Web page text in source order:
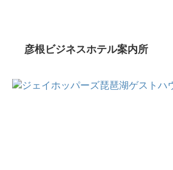
彦根ビジネスホテル案内所